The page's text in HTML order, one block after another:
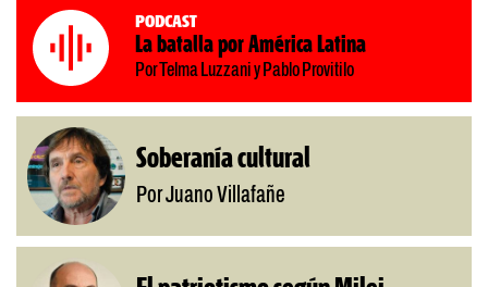
Podcast
La batalla por América Latina
Por Telma Luzzani y Pablo Provitilo
Soberanía cultural
Por Juano Villafañe